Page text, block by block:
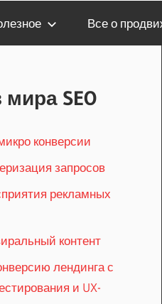
Все о
SEO
конверсии
запросов
рекламных
контент
лендинга с
и UX-